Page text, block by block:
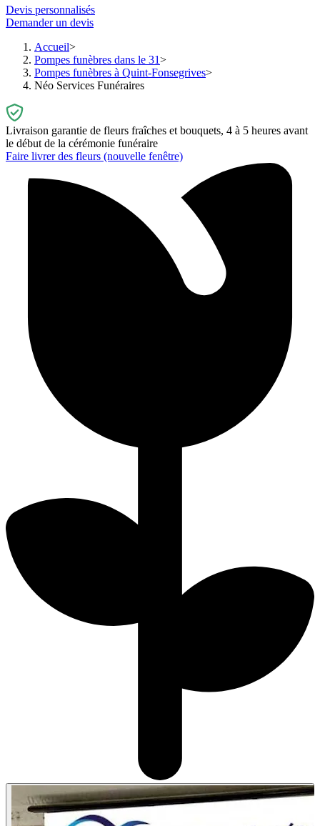
Devis personnalisés
Demander un devis
Accueil
Pompes funèbres dans le 31
Pompes funèbres à Quint-Fonsegrives
Néo Services Funéraires
Livraison garantie de fleurs fraîches et bouquets, 4 à 5 heures avant
le début de la cérémonie funéraire
Faire livrer des fleurs (nouvelle fenêtre)